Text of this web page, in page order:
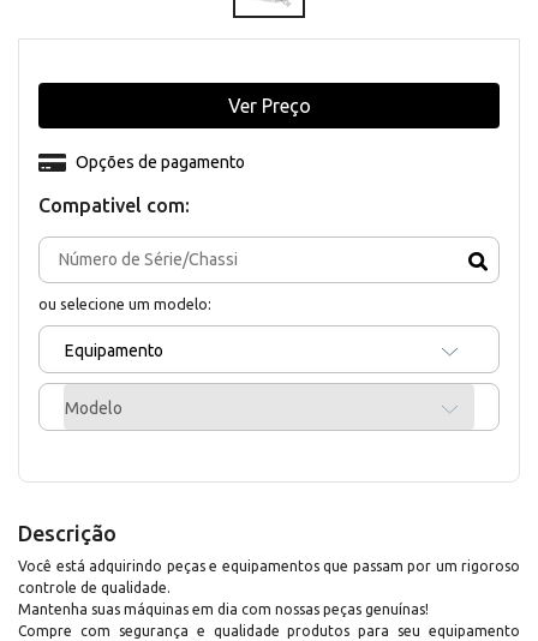
Compativel com:
ou selecione um modelo:
Equipamento
Modelo
Opções de pagamento
Ver Preço
Descrição
Você está adquirindo peças e equipamentos que passam por um rigoroso
controle de qualidade.
Mantenha suas máquinas em dia com nossas peças genuínas!
Compre com segurança e qualidade produtos para seu equipamento